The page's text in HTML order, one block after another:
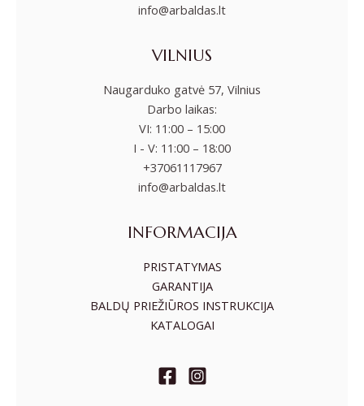
info@arbaldas.lt
VILNIUS
Naugarduko gatvė 57, Vilnius
Darbo laikas:
VI: 11:00 – 15:00
I - V: 11:00 – 18:00
+37061117967
info@arbaldas.lt
INFORMACIJA
PRISTATYMAS
GARANTIJA
BALDŲ PRIEŽIŪROS INSTRUKCIJA
KATALOGAI